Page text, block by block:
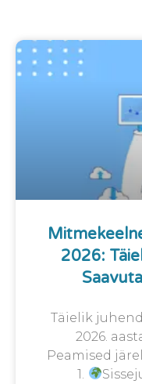
2026:
Täielik
2026.
Peamised
1.